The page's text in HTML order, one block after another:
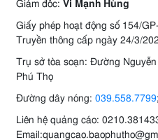
Giám đốc: Vi Mạnh Hùng
Giấy phép hoạt động số 154/
Truyền thông cấp ngày 24/3/
Trụ sở tòa soạn: Đường
Phú Thọ
Đường dây nóng: 039.558.7799
Liên hệ quảng cáo: